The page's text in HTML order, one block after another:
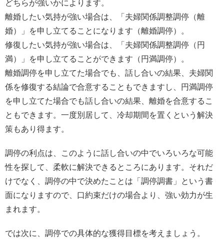
どちらが強いかによります。
離婚したい気持が強い場合は、「夫婦関係調整調停（離
婚）」を申し立てることになります（離婚調停）。
修復したい気持が強い場合は、「夫婦関係調整調停（円
満）」を申し立てることができます（円満調停）。
離婚調停を申し立てた場合でも、話し合いの結果、夫婦関
係を修復する結論で合意することもできますし、円満調停
を申し立てた場合でも話し合いの結果、離婚を合意するこ
ともできます。一度別居して、冷却期間を置くという解決
策もあり得ます。
調停の利点は、このように話し合いの中でいろいろな可能
性を探して、柔軟に解決できるところにあります。それだ
けでなく、調停の中で決めたことは「調停調書」という書
面になりますので、口約束だけの場合より、強い効力が生
まれます。
では次に、調停での具体的な獲得目標を考えましょう。